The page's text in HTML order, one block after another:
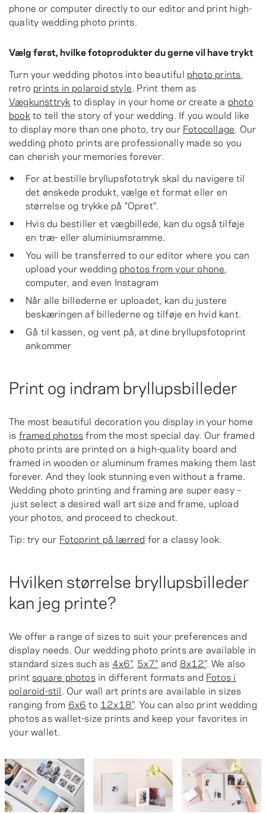
phone or computer directly to our editor and print high-
quality wedding photo prints.
Vælg først, hvilke fotoprodukter du gerne vil have trykt
Turn your wedding photos into beautiful photo prints,
retro prints in polaroid style. Print them as
Vægkunsttryk to display in your home or create a photo
book to tell the story of your wedding. If you would like
to display more than one photo, try our Fotocollage. Our
wedding photo prints are professionally made so you
can cherish your memories forever.
For at bestille bryllupsfototryk skal du navigere til
det ønskede produkt, vælge et format eller en
størrelse og trykke på "Opret".
Hvis du bestiller et vægbillede, kan du også tilføje
en træ- eller aluminiumsramme.
You will be transferred to our editor where you can
upload your wedding photos from your phone,
computer, and even Instagram
Når alle billederne er uploadet, kan du justere
beskæringen af billederne og tilføje en hvid kant.
Gå til kassen, og vent på, at dine bryllupsfotoprint
ankommer
Print og indram bryllupsbilleder
The most beautiful decoration you display in your home
is framed photosfrom the most special day. Our framed
photo prints are printed on a high-quality board and
framed in wooden or aluminum frames making them last
forever. And they look stunning even without a frame.
Wedding photo printing and framing are super easy –
just select a desired wall art size and frame, upload
your photos, and proceed to checkout.
Tip: try our Fotoprint på lærred for a classy look.
Hvilken størrelse bryllupsbilleder
kan jeg printe?
We offer a range of sizes to suit your preferences and
display needs. Our wedding photo prints are available in
standard sizes such as 4x6”, 5x7” and 8x12”. We also
printsquare photosin different formats and Fotos i
polaroid-stil. Our wall art prints are available in sizes
ranging from 6x6 to 12x18”. You can also print wedding
photos as wallet-size prints and keep your favorites in
your wallet.